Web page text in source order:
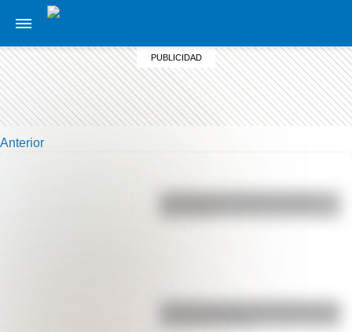
Anterior
Las 12 máximas de San Martín para